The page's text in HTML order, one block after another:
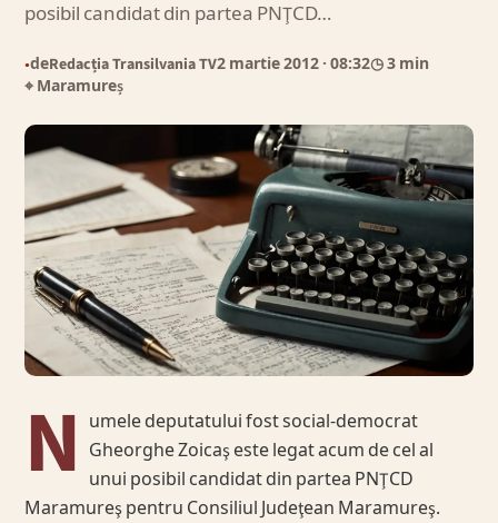
posibil candidat din partea PNŢCD…
●deRedacția Transilvania TV2 martie 2012 · 08:32◷ 3 min
⌖ Maramureș
N umele deputatului fost social-democrat
Gheorghe Zoicaş este legat acum de cel al
unui posibil candidat din partea PNŢCD
Maramureş pentru Consiliul Judeţean Maramureş.